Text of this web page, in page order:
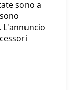
errori
per
vi
i marchi
.Sono di